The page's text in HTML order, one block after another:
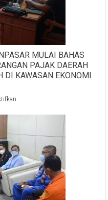
Provinsi
Bali
MULAI BAHAS
PAJAK DAERAH
DI KAWASAN EKONOMI
KOTA
DENPASAR
MULAI
BAHAS
RANPERDA
TENTANG
PENGURANGAN